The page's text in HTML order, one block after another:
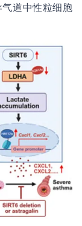
道中性粒细胞